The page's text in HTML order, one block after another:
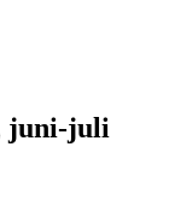
juni-juli